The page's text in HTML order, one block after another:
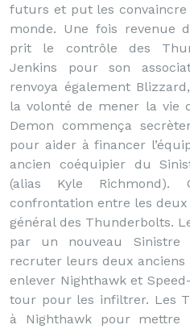
futurs et put les convaincre
monde. Une fois revenue
prit le contrôle des
Jenkins pour son
renvoya également
la volonté de mener la vie
Demon commença
pour aider à financer
ancien coéquipier du
(alias Kyle
confrontation entre les
général des Thunderbolts.
par un nouveau Sinistre
recruter leurs deux
enlever Nighthawk et
tour pour les infiltrer. Les
à Nighthawk pour